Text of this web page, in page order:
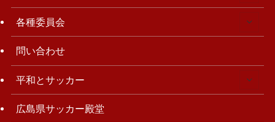
各種委員会
問い合わせ
平和とサッカー
広島県サッカー殿堂